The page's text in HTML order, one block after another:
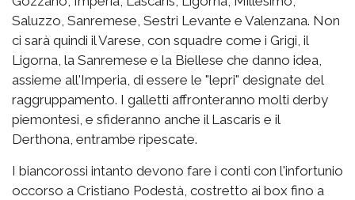
Saluzzo, Sanremese, Sestri Levante e Valenzana. Non
ci sarà quindi il Varese, con squadre come i Grigi, il
Ligorna, la Sanremese e la Biellese che danno idea,
assieme all'Imperia, di essere le "lepri" designate del
raggruppamento. I galletti affronteranno molti derby
piemontesi, e sfideranno anche il Lascaris e il
Derthona, entrambe ripescate.
I biancorossi intanto devono fare i conti con l'infortunio
occorso a Cristiano Podestà, costretto ai box fino a